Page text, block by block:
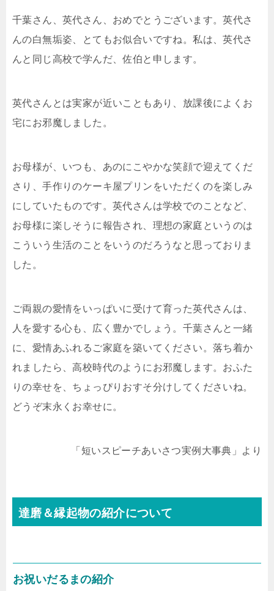
千葉さん、英代さん、おめでとうございます。英代さ
んの白無垢姿、とてもお似合いですね。私は、英代さ
んと同じ高校で学んだ、佐伯と申します。
英代さんとは実家が近いこともあり、放課後によくお
宅にお邪魔しました。
お母様が、いつも、あのにこやかな笑顔で迎えてくだ
さり、手作りのケーキ屋プリンをいただくのを楽しみ
にしていたものです。英代さんは学校でのことなど、
お母様に楽しそうに報告され、理想の家庭というのは
こういう生活のことをいうのだろうなと思っておりま
した。
ご両親の愛情をいっぱいに受けて育った英代さんは、
人を愛する心も、広く豊かでしょう。千葉さんと一緒
に、愛情あふれるご家庭を築いてください。落ち着か
れましたら、高校時代のようにお邪魔します。おふた
りの幸せを、ちょっぴりおすそ分けしてくださいね。
どうぞ末永くお幸せに。
「短いスピーチあいさつ実例大事典」より
達磨＆縁起物の紹介について
お祝いだるまの紹介